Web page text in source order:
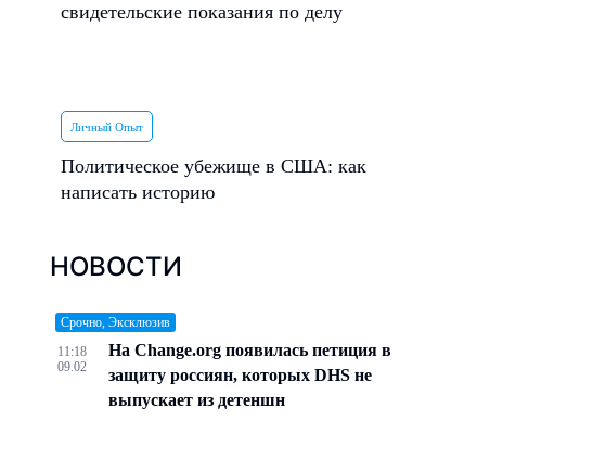
свидетельские показания по делу
Личный Опыт
Политическое убежище в США: как
написать историю
НОВОСТИ
Срочно, Эксклюзив
11:18
09.02
На Change.org появилась петиция в
защиту россиян, которых DHS не
выпускает из детеншн